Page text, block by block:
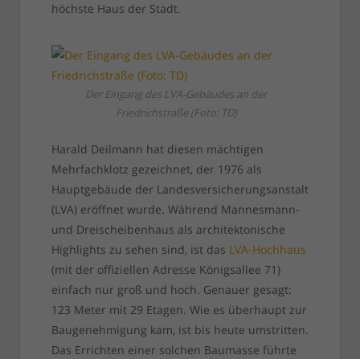
höchste Haus der Stadt.
Der Eingang des LVA-Gebäudes an der
Friedrichstraße (Foto: TD)
Harald Deilmann hat diesen mächtigen
Mehrfachklotz gezeichnet, der 1976 als
Hauptgebäude der Landesversicherungsanstalt
(LVA) eröffnet wurde. Während Mannesmann-
und Dreischeibenhaus als architektonische
Highlights zu sehen sind, ist das LVA-Hochhaus
(mit der offiziellen Adresse Königsallee 71)
einfach nur groß und hoch. Genauer gesagt:
123 Meter mit 29 Etagen. Wie es überhaupt zur
Baugenehmigung kam, ist bis heute umstritten.
Das Errichten einer solchen Baumasse führte